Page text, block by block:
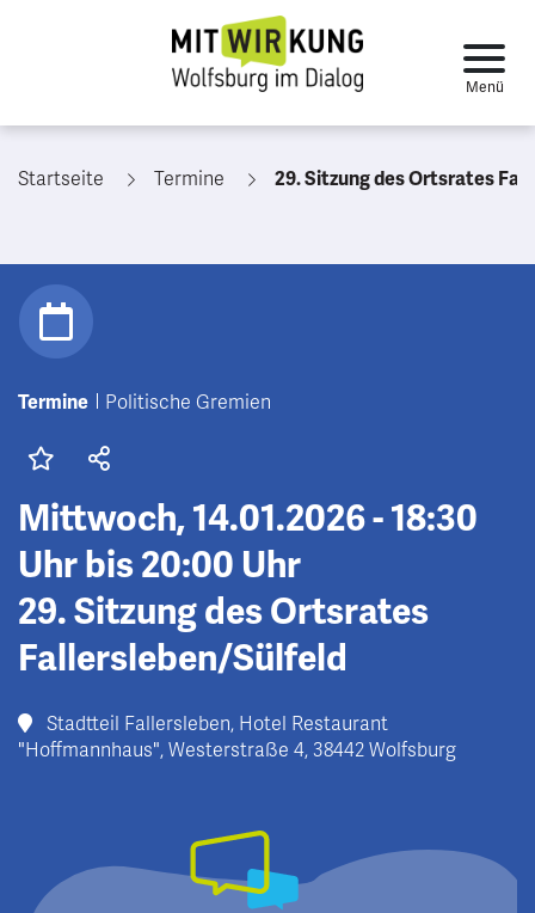
Startseite Termine 29. Sitzung des Ortsrates
Termine Politische Gremien
Mittwoch, 14.01.2026 - 18:30
Uhr bis 20:00 Uhr
29. Sitzung des Ortsrates
Fallersleben/Sülfeld
Stadtteil Fallersleben, Hotel Restaurant
"Hoffmannhaus", Westerstraße 4, 38442 Wolfsburg